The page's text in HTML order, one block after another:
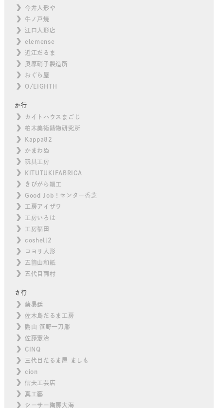
今井人形や
牛ノ戸焼
江口人形店
elemense
近江だるま
奥原硝子製造所
おぐら屋
O/EIGHTH
か行
カイトハウスまごじ
柏木美術鋳物研究所
Kappa82
かまわぬ
玩具工房
KITUTUKIFABRICA
きびがら細工
Good Job！センター香芝
工房アイザワ
工房いろは
工房福田
coshell2
コヨリ人形
五箇山和紙
五代目両村
さ行
蔡易廷
佐木島だるま工房
鷹山 笹野一刀彫
佐藤憲治
CINQ
三代目だるま屋 ましも
cion
信夫工芸店
真工藝
シーサー陶房大海